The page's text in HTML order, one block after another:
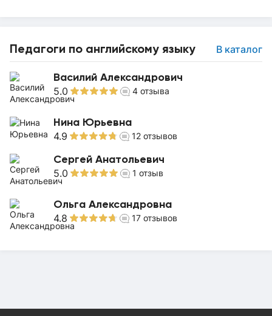
Педагоги по английскому языку В каталог
Василий Александрович
5.0 4 отзыва
Нина Юрьевна
4.9 12 отзывов
Сергей Анатольевич
5.0 1 отзыв
Ольга Александровна
4.8 17 отзывов